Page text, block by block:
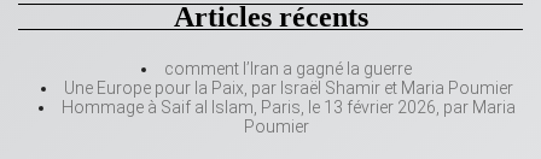
Articles récents
comment l’Iran a gagné la guerre
Une Europe pour la Paix, par Israël Shamir et Maria Poumier
Hommage à Saif al Islam, Paris, le 13 février 2026, par Maria
Poumier